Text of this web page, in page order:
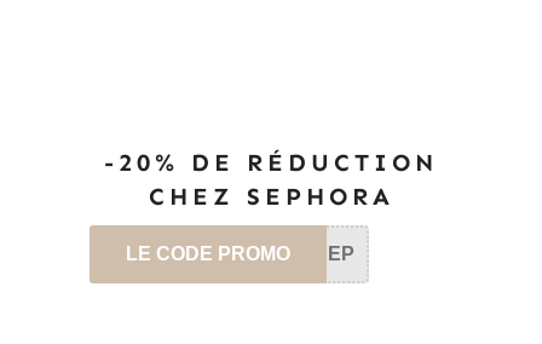
-20% DE RÉDUCTION
CHEZ SEPHORA
LE CODE PROMO SEP